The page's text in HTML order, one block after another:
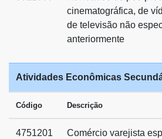
cinematográfica, de
de televisão não
anteriormente
Atividades Econômicas
Código Descrição
4751201
Comércio varejista